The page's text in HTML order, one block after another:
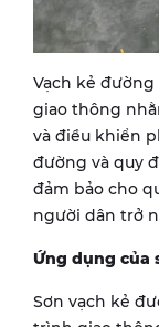
Vạch kẻ
giao thông
và điều khiển
đường và quy
đảm bảo cho
người dân trở
Ứng dụng của
Sơn vạch kẻ